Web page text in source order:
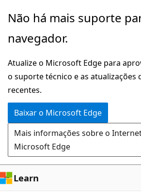
Pular
o
principal
Não há mais suporte
navegador.
Atualize o Microsoft Edge para
o suporte técnico e as atualizações
recentes.
Baixar o Microsoft Edge
Mais informações sobre o
Microsoft Edge
Learn